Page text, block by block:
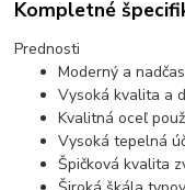
Kompletné
Prednosti
Moderný a
Vysoká kvalita a
Kvalitná oceľ
Vysoká tepelná
Špičková kvalita